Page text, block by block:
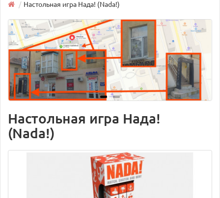
Настольная игра Нада! (Nada!)
Настольная игра Нада!
(Nada!)